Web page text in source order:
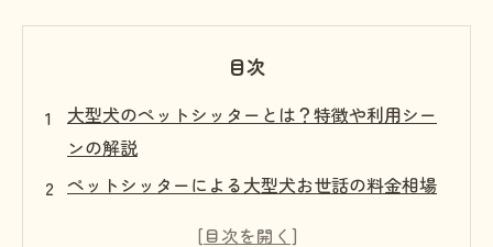
目次
大型犬のペットシッターとは？特徴や利用シー
ンの解説
ペットシッターによる大型犬お世話の料金相場